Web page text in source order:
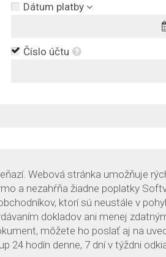
Dátum platby
Číslo účtu
Webová stránka umožňuje
a nezahŕňa žiadne poplatky
ktorí sú neustále v
dokladov ani menej
môžete ho poslať aj na
hodín denne, 7 dní v týždni